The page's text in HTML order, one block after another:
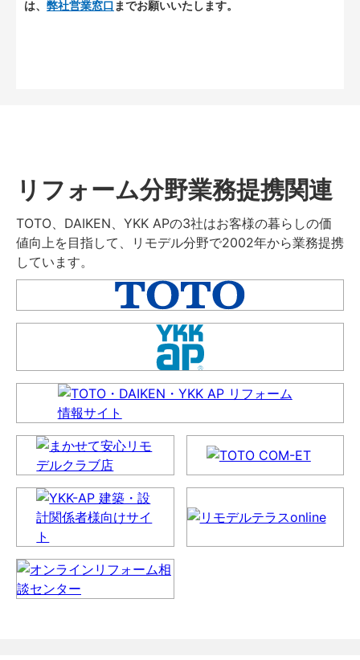
は、 弊社営業窓口 までお願いいたします。
リフォーム分野業務提携関連
TOTO、DAIKEN、YKK APの3社はお客様の暮らしの価
値向上を目指して、リモデル分野で2002年から業務提携
しています。